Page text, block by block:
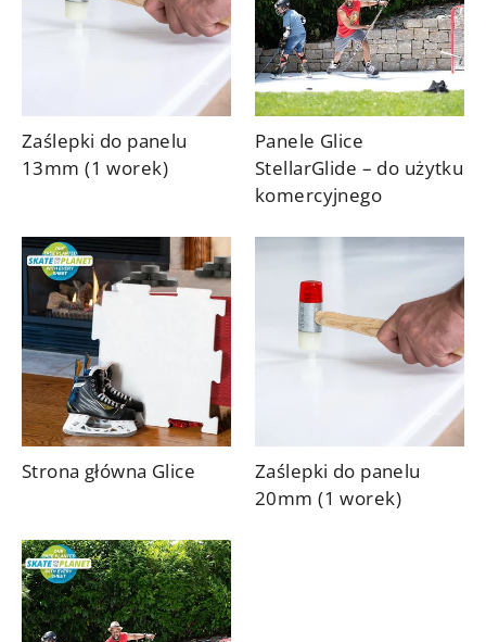
Zaślepki do panelu
13mm (1 worek)
Panele Glice
StellarGlide – do użytku
komercyjnego
Strona główna Glice
Zaślepki do panelu
20mm (1 worek)